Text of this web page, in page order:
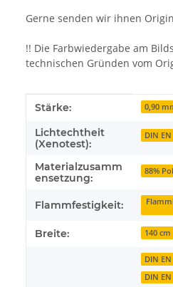
Gerne senden wir ihnen
!! Die Farbwiedergabe am
technischen Gründen vom
Produkteigenschaft
Wert
Stärke: 0,90
Lichtechtheit
(Xenotest):
DIN
Materialzusamm
ensetzung:
88%
Flammfestigkeit:
Breite: 140 cm
DIN
DIN